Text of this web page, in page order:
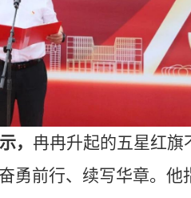
， 冉冉升起的五星红旗
勇前行、续写华章。他